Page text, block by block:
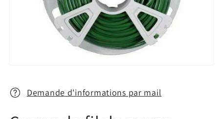
1
dans
Demande d'informations par mail